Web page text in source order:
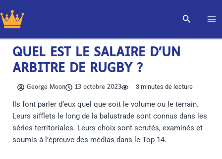
au
contenu
QUEL EST LE SALAIRE D’UN
ARBITRE DE RUGBY ?
George Moon 13 octobre 2023 3minutes de lecture
Ils font parler d’eux quel que soit le volume ou le terrain.
Leurs sifflets le long de la balustrade sont connus dans les
séries territoriales. Leurs choix sont scrutés, examinés et
soumis à l’épreuve des médias dans le Top 14.